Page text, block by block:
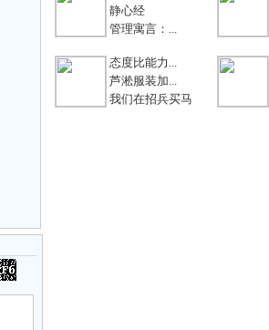
静心经
管理寓言：...
态度比能力...
芦淞服装加...
我们在招兵买马